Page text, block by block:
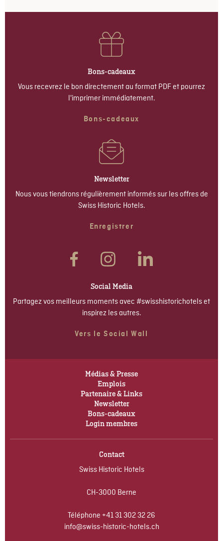
Bons-cadeaux
Vous recevrez le bon directement au format PDF et pourrez
l'imprimer immédiatement.
Bons-cadeaux
Newsletter
Nous vous tiendrons régulièrement informés sur les offres de
Swiss Historic Hotels.
Enregistrer
Social Media
Partagez vos meilleurs moments avec #swisshistorichotels et
inspirez les autres.
Vers le Social Wall
Médias & Presse
Emplois
Partenaire & Links
Newsletter
Bons-cadeaux
Login membres
Contact
Swiss Historic Hotels
CH-3000 Berne
Téléphone +41 31 302 32 26
info@swiss-historic-hotels.ch